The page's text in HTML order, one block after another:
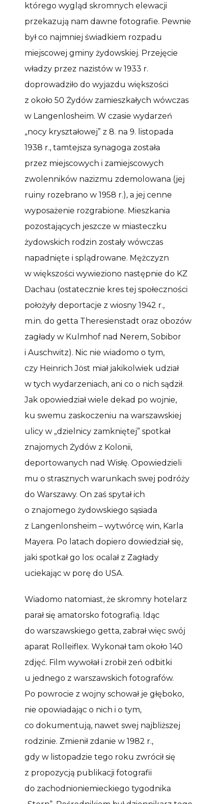
którego wygląd skromnych elewacji
przekazują nam dawne fotografie. Pewnie
był co najmniej świadkiem rozpadu
miejscowej gminy żydowskiej. Przejęcie
władzy przez nazistów w 1933 r.
doprowadziło do wyjazdu większości
z około 50 Żydów zamieszkałych wówczas
w Langenlosheim. W czasie wydarzeń
„nocy kryształowej” z 8. na 9. listopada
1938 r., tamtejsza synagoga została
przez miejscowych i zamiejscowych
zwolenników nazizmu zdemolowana (jej
ruiny rozebrano w 1958 r.), a jej cenne
wyposażenie rozgrabione. Mieszkania
pozostających jeszcze w miasteczku
żydowskich rodzin zostały wówczas
napadnięte i splądrowane. Mężczyzn
w większości wywieziono następnie do KZ
Dachau (ostatecznie kres tej społeczności
położyły deportacje z wiosny 1942 r.,
m.in. do getta Theresienstadt oraz obozów
zagłady w Kulmhof nad Nerem, Sobibor
i Auschwitz). Nic nie wiadomo o tym,
czy Heinrich Jöst miał jakikolwiek udział
w tych wydarzeniach, ani co o nich sądził.
Jak opowiedział wiele dekad po wojnie,
ku swemu zaskoczeniu na warszawskiej
ulicy w „dzielnicy zamkniętej” spotkał
znajomych Żydów z Kolonii,
deportowanych nad Wisłę. Opowiedzieli
mu o strasznych warunkach swej podróży
do Warszawy. On zaś spytał ich
o znajomego żydowskiego sąsiada
z Langenlonsheim – wytwórcę win, Karla
Mayera. Po latach dopiero dowiedział się,
jaki spotkał go los: ocalał z Zagłady
uciekając w porę do USA.
Wiadomo natomiast, że skromny hotelarz
parał się amatorsko fotografią. Idąc
do warszawskiego getta, zabrał więc swój
aparat Rolleiflex. Wykonał tam około 140
zdjęć. Film wywołał i zrobił zeń odbitki
u jednego z warszawskich fotografów.
Po powrocie z wojny schował je głęboko,
nie opowiadając o nich i o tym,
co dokumentują, nawet swej najbliższej
rodzinie. Zmienił zdanie w 1982 r.,
gdy w listopadzie tego roku zwrócił się
z propozycją publikacji fotografii
do zachodnioniemieckiego tygodnika